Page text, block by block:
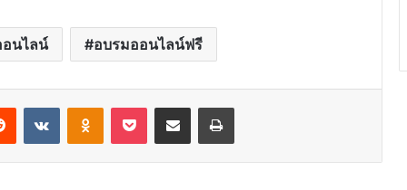
นไลน์ อบรมออนไลน์ฟรี
Reddit VKontakteOdnoklassniki
Pocket Share via Email Print